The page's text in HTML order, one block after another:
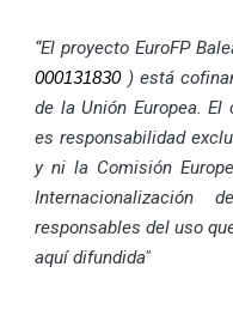
“El proyecto EuroFP
000131830 ) está
de la Unión Europea.
es responsabilidad
y ni la Comisión
Internacionalización
responsables del uso
aquí difundida"